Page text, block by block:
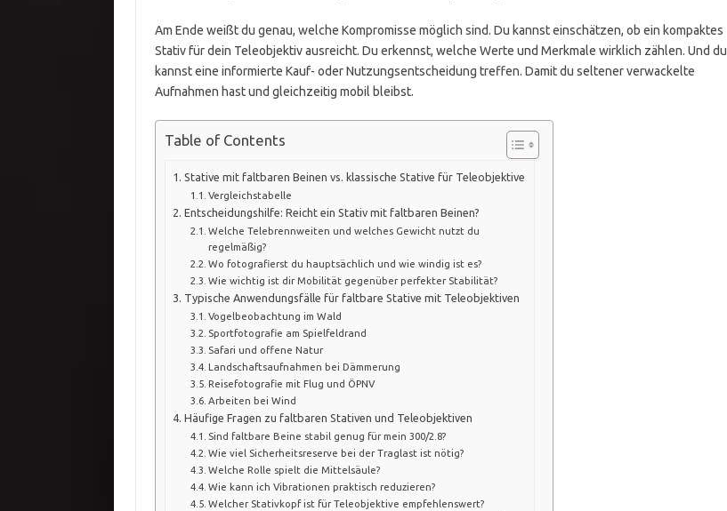
Am Ende weißt du genau, welche Kompromisse möglich sind. Du kannst einschätzen, ob ein kompaktes
Stativ für dein Teleobjektiv ausreicht. Du erkennst, welche Werte und Merkmale wirklich zählen. Und du
kannst eine informierte Kauf- oder Nutzungsentscheidung treffen. Damit du seltener verwackelte
Aufnahmen hast und gleichzeitig mobil bleibst.
Table of Contents
Stative mit faltbaren Beinen vs. klassische Stative für Teleobjektive
Vergleichstabelle
Entscheidungshilfe: Reicht ein Stativ mit faltbaren Beinen?
Welche Telebrennweiten und welches Gewicht nutzt du
regelmäßig?
Wo fotografierst du hauptsächlich und wie windig ist es?
Wie wichtig ist dir Mobilität gegenüber perfekter Stabilität?
Typische Anwendungsfälle für faltbare Stative mit Teleobjektiven
Vogelbeobachtung im Wald
Sportfotografie am Spielfeldrand
Safari und offene Natur
Landschaftsaufnahmen bei Dämmerung
Reisefotografie mit Flug und ÖPNV
Arbeiten bei Wind
Häufige Fragen zu faltbaren Stativen und Teleobjektiven
Sind faltbare Beine stabil genug für mein 300/2.8?
Wie viel Sicherheitsreserve bei der Traglast ist nötig?
Welche Rolle spielt die Mittelsäule?
Wie kann ich Vibrationen praktisch reduzieren?
Welcher Stativkopf ist für Teleobjektive empfehlenswert?